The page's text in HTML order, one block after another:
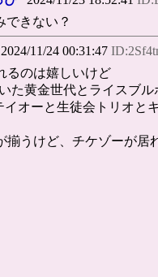
できない？
11/24 00:31:47
るのは嬉しいけど
た黄金世代とライスブル
イオーと生徒会トリオと
揃うけど、チケゾーが居